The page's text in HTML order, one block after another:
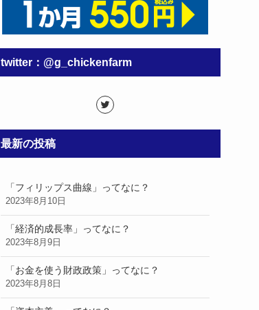
twitter：@g_chickenfarm
最新の投稿
「フィリップス曲線」ってなに？
2023年8月10日
「経済的成長率」ってなに？
2023年8月9日
「お金を使う財政政策」ってなに？
2023年8月8日